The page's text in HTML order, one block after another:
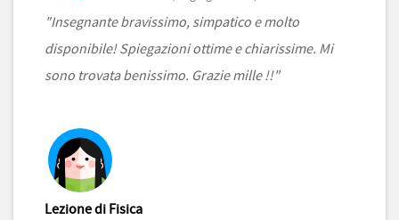
"Insegnante bravissimo, simpatico e molto
disponibile! Spiegazioni ottime e chiarissime. Mi
sono trovata benissimo. Grazie mille !!"
Lezione di Fisica